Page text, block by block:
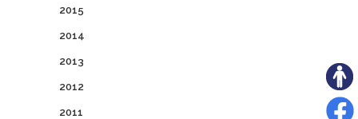
2015
2014
2013
2012
2011